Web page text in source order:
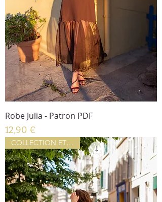
Robe Julia - Patron PDF
Prix
12,90 €
COLLECTION ETE 2026